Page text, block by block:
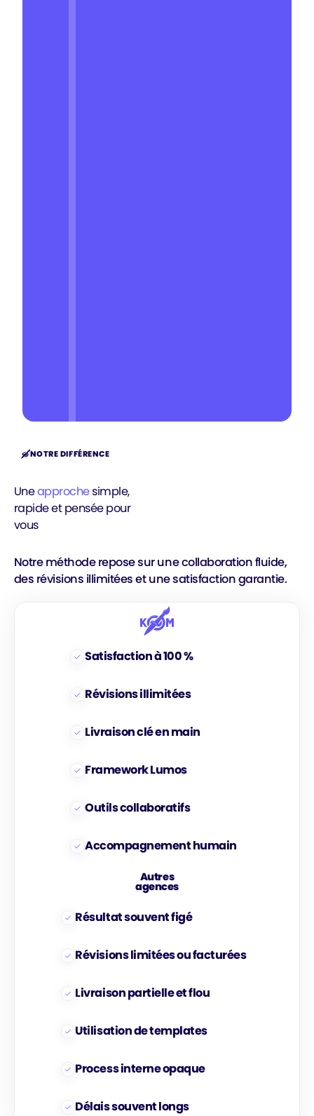
NOTRE DIFFÉRENCE
Uneapprochesimple,
rapide et pensée pour
vous
Notre méthode repose sur une collaboration fluide,
des révisions illimitées et une satisfaction garantie.
Satisfaction à 100 %
Révisions illimitées
Livraison clé en main
Framework Lumos
Outils collaboratifs
Accompagnement humain
Autres
agences
Résultat souvent figé
Révisions limitées ou facturées
Livraison partielle et flou
Utilisation de templates
Process interne opaque
Délais souvent longs